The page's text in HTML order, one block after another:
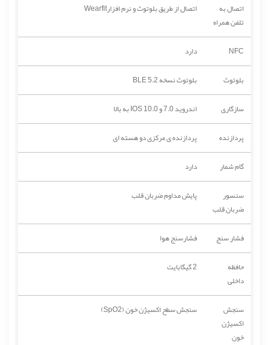
اتصال به
تلفن همراه
اتصال از طریق بلوتوث و نرم افزارWearfit
NFC
دارد
بلوتوث
بلوتوث نسخه 5.2 BLE
سازگاری
اندروید 7.0 و IOS 10.0 به بالا
پردازنده
پردازنده ‌ی مرکزی دو هسته ای
گام شمار
دارد
سنسور
ضربان قلب
پایش مداوم ضربان قلب
فشار سنج
فشارسنج هوا
حافظه
داخلی
2 گیگابایت
سنجش
اکسیژن
خون
سنجش سطح اکسیژن خون (SpO2)